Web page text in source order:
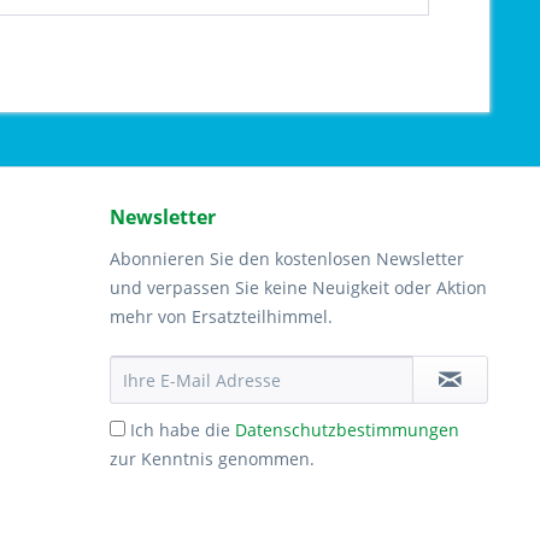
Newsletter
Abonnieren Sie den kostenlosen Newsletter
und verpassen Sie keine Neuigkeit oder Aktion
mehr von Ersatzteilhimmel.
Ich habe die Datenschutzbestimmungen
zur Kenntnis genommen.